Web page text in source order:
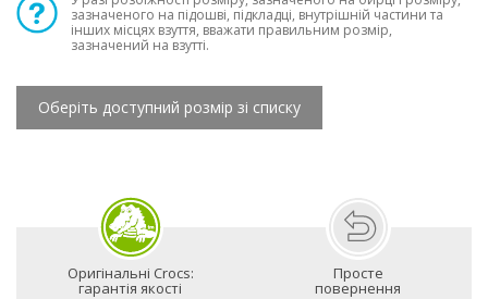
зазначеного на підошві, підкладці, внутрішній частини та
інших місцях взуття, вважати правильним розмір,
зазначений на взутті.
Оберіть доступний розмір зі списку
Оригінальні Crocs:
гарантія якості
Просте
повернення